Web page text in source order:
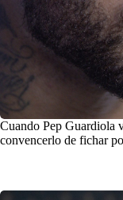
Cuando Pep Guardiola
convencerlo de fichar